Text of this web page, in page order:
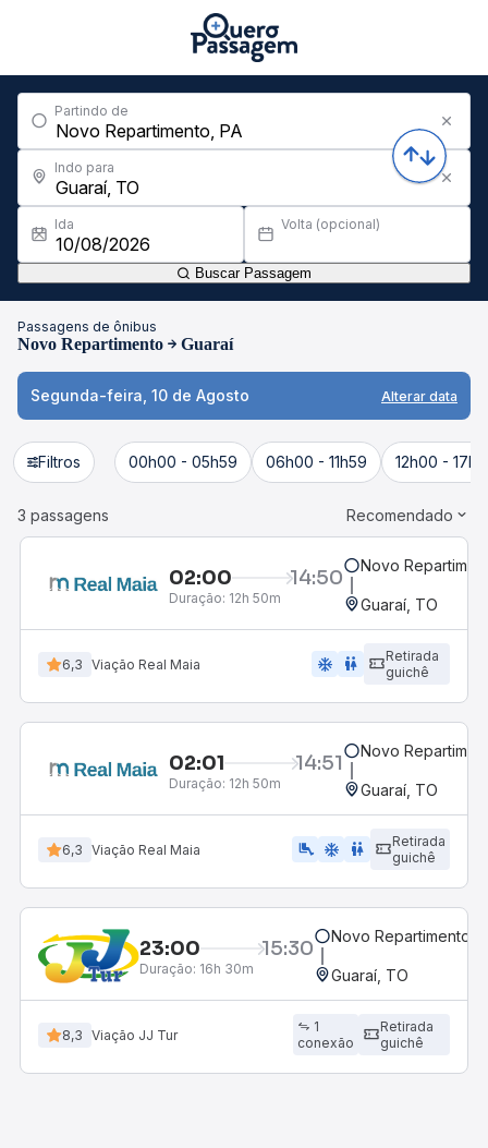
Partindo de
Indo para
Ida Volta (opcional)
Buscar Passagem
Passagens de ônibus
Novo Repartimento Guaraí
Segunda-feira, 10 de Agosto Alterar data
Filtros 00h00 - 05h59 06h00 - 11h59 12h00 -
3 passagens Recomendado
02:00 14:50
Duração: 12h 50m
Novo
Guaraí, TO
6,3 Viação Real Maia ac_unit wc
Retirada
guichê
02:01 14:51
Duração: 12h 50m
Novo
Guaraí, TO
6,3 Viação Real Maia airline_seat_legroom_extra ac_unit wc
Retirada
guichê
23:00 15:30
Duração: 16h 30m
Novo Repartimento,
Guaraí, TO
8,3 Viação JJ Tur
1
conexão
Retirada
guichê